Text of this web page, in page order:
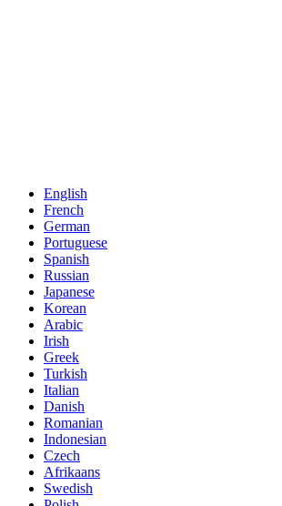
English
French
German
Portuguese
Spanish
Russian
Japanese
Korean
Arabic
Irish
Greek
Turkish
Italian
Danish
Romanian
Indonesian
Czech
Afrikaans
Swedish